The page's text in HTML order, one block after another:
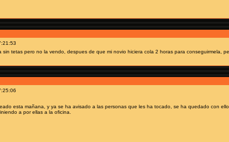
tetas pero no la vendo, despues de que mi novio hiciera cola 2 horas para conseguirmela,
esta mañana, y ya se ha avisado a las personas que les ha tocado, se ha quedado con
a por ellas a la oficina.